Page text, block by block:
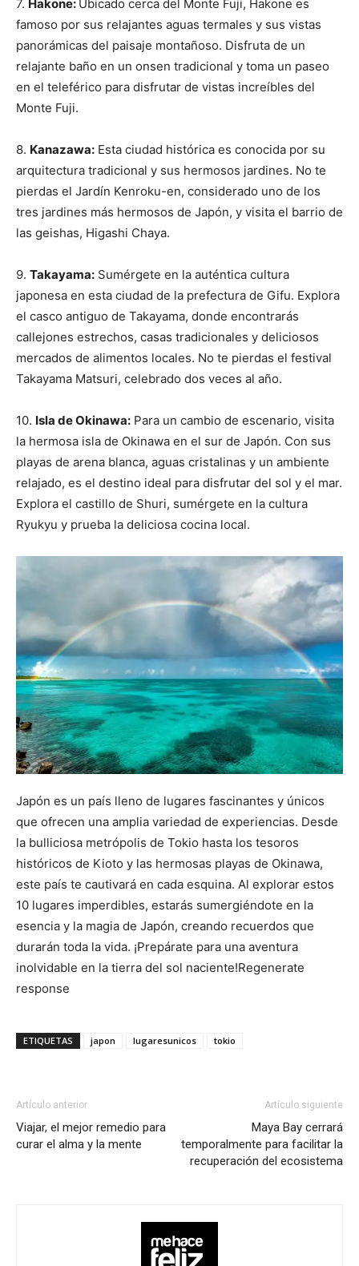
7. Hakone: Ubicado cerca del Monte Fuji, Hakone es
famoso por sus relajantes aguas termales y sus vistas
panorámicas del paisaje montañoso. Disfruta de un
relajante baño en un onsen tradicional y toma un paseo
en el teleférico para disfrutar de vistas increíbles del
Monte Fuji.
8. Kanazawa: Esta ciudad histórica es conocida por su
arquitectura tradicional y sus hermosos jardines. No te
pierdas el Jardín Kenroku-en, considerado uno de los
tres jardines más hermosos de Japón, y visita el barrio de
las geishas, Higashi Chaya.
9. Takayama: Sumérgete en la auténtica cultura
japonesa en esta ciudad de la prefectura de Gifu. Explora
el casco antiguo de Takayama, donde encontrarás
callejones estrechos, casas tradicionales y deliciosos
mercados de alimentos locales. No te pierdas el festival
Takayama Matsuri, celebrado dos veces al año.
10. Isla de Okinawa: Para un cambio de escenario, visita
la hermosa isla de Okinawa en el sur de Japón. Con sus
playas de arena blanca, aguas cristalinas y un ambiente
relajado, es el destino ideal para disfrutar del sol y el mar.
Explora el castillo de Shuri, sumérgete en la cultura
Ryukyu y prueba la deliciosa cocina local.
Japón es un país lleno de lugares fascinantes y únicos
que ofrecen una amplia variedad de experiencias. Desde
la bulliciosa metrópolis de Tokio hasta los tesoros
históricos de Kioto y las hermosas playas de Okinawa,
este país te cautivará en cada esquina. Al explorar estos
10 lugares imperdibles, estarás sumergiéndote en la
esencia y la magia de Japón, creando recuerdos que
durarán toda la vida. ¡Prepárate para una aventura
inolvidable en la tierra del sol naciente!Regenerate
response
ETIQUETAS japon lugaresunicos tokio
Artículo anterior
Viajar, el mejor remedio para
curar el alma y la mente
Artículo siguiente
Maya Bay cerrará
temporalmente para facilitar la
recuperación del ecosistema